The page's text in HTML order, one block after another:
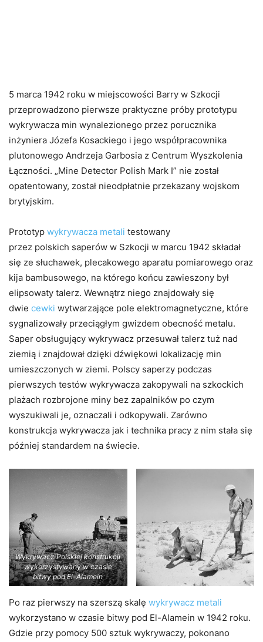
5 marca 1942 roku w miejscowości Barry w Szkocji
przeprowadzono pierwsze praktyczne próby prototypu
wykrywacza min wynalezionego przez porucznika
inżyniera Józefa Kosackiego i jego współpracownika
plutonowego Andrzeja Garbosia z Centrum Wyszkolenia
Łączności. „Mine Detector Polish Mark I” nie został
opatentowany, został nieodpłatnie przekazany wojskom
brytyjskim.
Prototyp wykrywacza metali testowany
przez polskich saperów w Szkocji w marcu 1942 składał
się ze słuchawek, plecakowego aparatu pomiarowego oraz
kija bambusowego, na którego końcu zawieszony był
elipsowaty talerz. Wewnątrz niego znajdowały się
dwie cewki wytwarzające pole elektromagnetyczne, które
sygnalizowały przeciągłym gwizdem obecność metalu.
Saper obsługujący wykrywacz przesuwał talerz tuż nad
ziemią i znajdował dzięki dźwiękowi lokalizację min
umieszczonych w ziemi. Polscy saperzy podczas
pierwszych testów wykrywacza zakopywali na szkockich
plażach rozbrojone miny bez zapalników po czym
wyszukiwali je, oznaczali i odkopywali. Zarówno
konstrukcja wykrywacza jak i technika pracy z nim stała się
później standardem na świecie.
Wykrywacz Polskiej konstrukcji
wykorzystywany w czasie
bitwy pod El-Alamein
Po raz pierwszy na szerszą skalę wykrywacz metali
wykorzystano w czasie bitwy pod El-Alamein w 1942 roku.
Gdzie przy pomocy 500 sztuk wykrywaczy, pokonano